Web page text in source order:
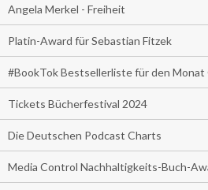
Angela Merkel - Freiheit
Platin-Award für Sebastian Fitzek
#BookTok Bestsellerliste für den
Tickets Bücherfestival 2024
Die Deutschen Podcast Charts
Media Control Nachhaltigkeits-Buch-